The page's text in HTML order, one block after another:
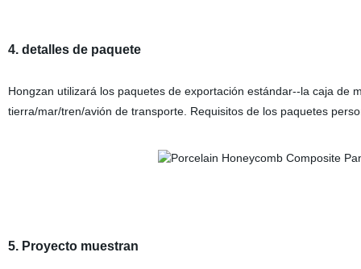
4. detalles de paquete
Hongzan utilizará los paquetes de exportación estándar--la caja de
tierra/mar/tren/avión de transporte. Requisitos de los paquetes
5. Proyecto muestran